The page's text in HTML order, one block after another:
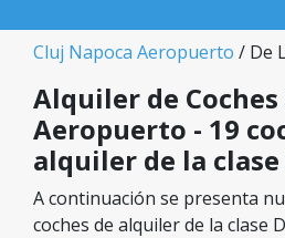
Cluj Napoca Aeropuerto / De
Alquiler de
Aeropuerto - 19
alquiler de la clase
A continuación se presenta
coches de alquiler de la clase